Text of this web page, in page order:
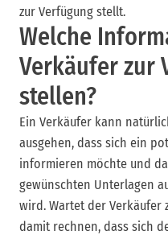
zur Verfügung stellt.
Welche
Verkäufer zur
stellen?
Ein Verkäufer kann
ausgehen, dass sich ein
informieren möchte und
gewünschten Unterlagen
wird. Wartet der Verkäufer
damit rechnen, dass sich